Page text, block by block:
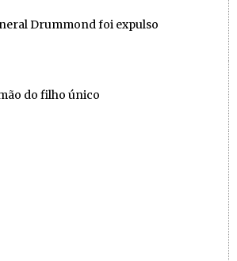
Drummond foi expulso
do filho único